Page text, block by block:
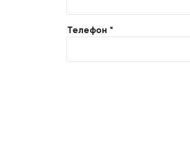
Телефон *